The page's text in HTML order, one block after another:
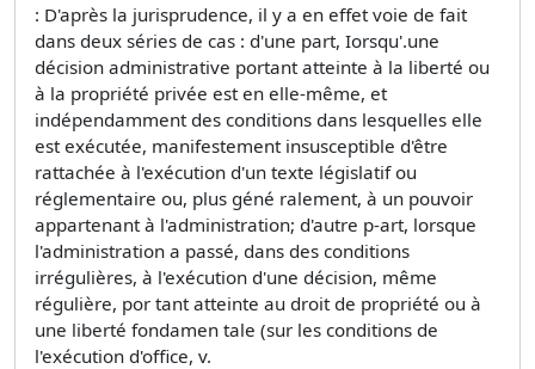
: D'après la jurisprudence, il y a en effet voie de fait
dans deux séries de cas : d'une part, Iorsqu'.une
décision administrative portant atteinte à la liberté ou
à la propriété privée est en elle-même, et
indépendamment des conditions dans lesquelles elle
est exécutée, manifestement insusceptible d'être
rattachée à l'exécution d'un texte législatif ou
réglementaire ou, plus géné­ ralement, à un pouvoir
appartenant à l'administration; d'autre p-art, lorsque
l'administration a passé, dans des conditions
irrégulières, à l'exécution d'une décision, même
régulière, por­ tant atteinte au droit de propriété ou à
une liberté fondamen­ tale (sur les conditions de
l'exécution d'office, v.